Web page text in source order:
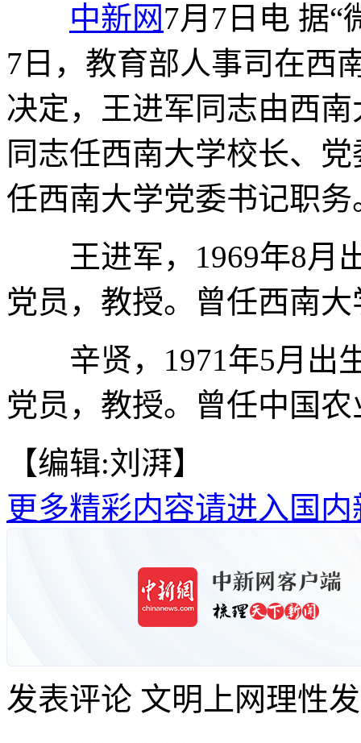
中新网7月7日电 据“
7日，教育部人事司在西
决定，王进军同志由西
同志任西南大学校长、
任西南大学党委书记职务
王进军，1969年8月
党员，教授。曾任西南
辛贤，1971年5月出
党员，教授。曾任中国
【编辑:刘湃】
更多精彩内容请进入国内
发表评论 文明上网理性